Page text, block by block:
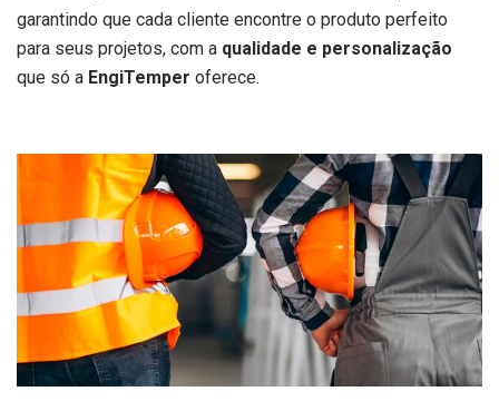
garantindo que cada cliente encontre o produto perfeito
para seus projetos, com a qualidade e personalização
que só a EngiTemper oferece.